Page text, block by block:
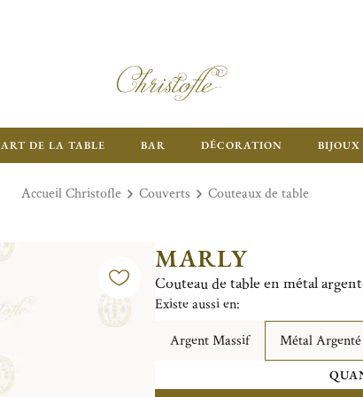
ART DE LA TABLE BAR DÉCORATION BIJOUX
Accueil Christofle Couverts Couteaux de table
MARLY
Couteau de table en métal
Existe aussi en:
Argent Massif
Métal Argenté